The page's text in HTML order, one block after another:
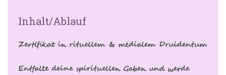
Inhalt/Ablauf
Zertifikat in rituellem & medialem Druidentum
Entfalte deine spirituellen Gaben und werde